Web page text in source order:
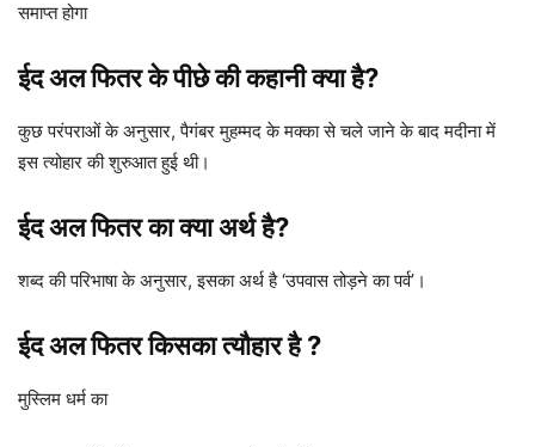
समाप्त होगा
ईद अल फितरके पीछे की कहानी क्या है?
कुछ परंपराओं के अनुसार, पैगंबर मुहम्मद के मक्का से चले जाने के बाद मदीना में
इस त्योहार की शुरुआत हुई थी।
ईद अल फितरका क्या अर्थ है?
शब्द की परिभाषा के अनुसार, इसका अर्थ है ‘उपवास तोड़ने का पर्व’।
ईद अल फितरकिसका त्यौहार है ?
मुस्लिम धर्म का